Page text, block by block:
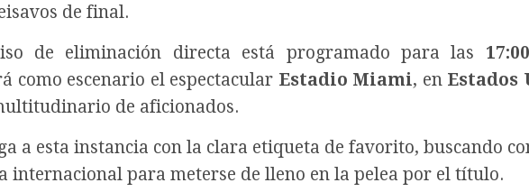
de final.
de eliminación directa está programado para las
como escenario el espectacular Estadio Miami, en Estados
de aficionados.
a esta instancia con la clara etiqueta de favorito, buscando
internacional para meterse de lleno en la pelea por el título.